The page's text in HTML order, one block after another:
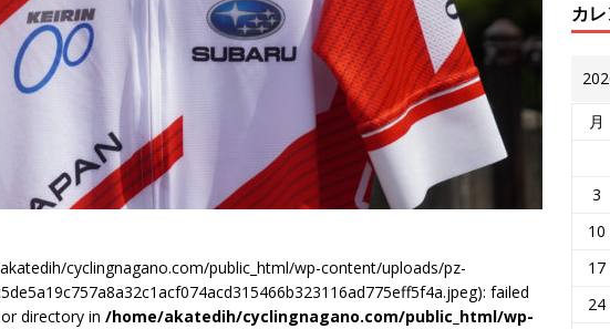
cyclingnagano.com/public_html/wp-content/uploads/pz-
failed
directory in /home/akatedih/cyclingnagano.com/public_html/wp-
カ
月
3
10
17
24